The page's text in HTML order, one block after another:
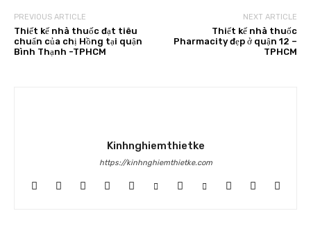
PREVIOUS ARTICLE
Thiết kế nhà thuốc đạt tiêu
chuẩn của chị Hồng tại quận
Bình Thạnh -TPHCM
NEXT ARTICLE
Thiết kế nhà thuốc
Pharmacity đẹp ở quận 12 –
TPHCM
Kinhnghiemthietke
https://kinhnghiemthietke.com